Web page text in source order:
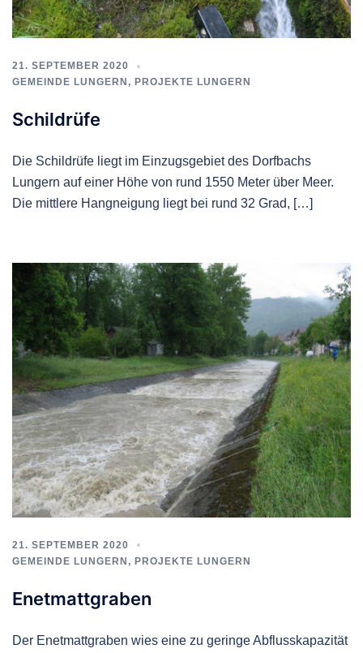
21. SEPTEMBER 2020
GEMEINDE LUNGERN , PROJEKTE LUNGERN
Schildrüfe
Die Schildrüfe liegt im Einzugsgebiet des Dorfbachs
Lungern auf einer Höhe von rund 1550 Meter über Meer.
Die mittlere Hangneigung liegt bei rund 32 Grad, […]
21. SEPTEMBER 2020
GEMEINDE LUNGERN , PROJEKTE LUNGERN
Enetmattgraben
Der Enetmattgraben wies eine zu geringe Abflusskapazität